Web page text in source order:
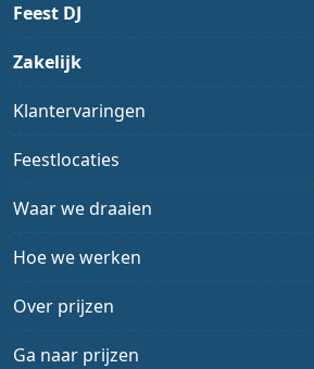
Feest DJ
Zakelijk
Klantervaringen
Feestlocaties
Waar we draaien
Hoe we werken
Over prijzen
Ga naar prijzen